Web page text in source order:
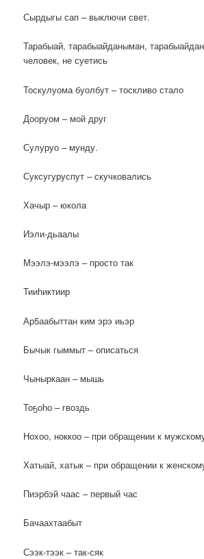
Сырдыгы сап – выключи свет.
Тарабыай, тарабыайданыман,
человек, не суетись
Тоскулуома буолбут – тоскливо стало
Дооруом – мой друг
Сулуруо – мунду.
Суксугуруспут – скучковались
Хачыр – юкола
Иэли-дьаалы
Мээлэ-мээлэ – просто так
Тииһиктиир
Ар5аабыттан ким эрэ иьэр
Бычык гыммыт – описаться
Чыныркаан – мышь
Тоҕоһо – гвоздь
Нохоо, ноккоо – при обращении к
Хатыай, хатык – при обращении к
Пиэрбэй чаас – первый час
Бачаахтаабыт
Сээк-тээк – так-сяк